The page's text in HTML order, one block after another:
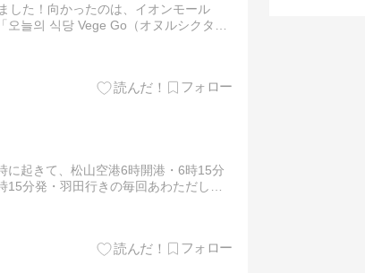
した！向かったのは、イオンモール
늘의 식당 Vege Go（オヌルシクタン
に起きて、松山空港6時開港・6時15分
分発・羽田行きの毎回あわただしい